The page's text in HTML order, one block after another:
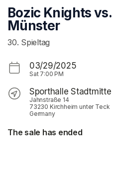
Bozic Knights
Münster
30. Spieltag
03/29/2025
Sat 7:00 PM
Sporthalle Stadtmitte
Jahnstraße 14
73230 Kirchheim unter Teck
Germany
The sale has ended